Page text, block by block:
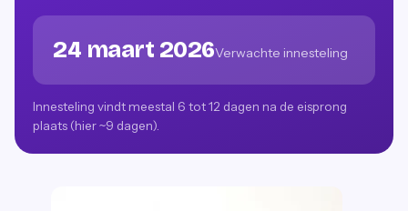
24 maart 2026Verwachte innesteling
Innesteling vindt meestal 6 tot 12 dagen na de eisprong
plaats (hier ~9 dagen).